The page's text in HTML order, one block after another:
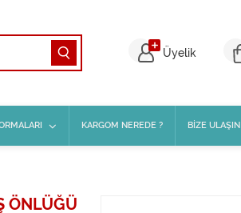
Üyelik
KARGOM NEREDE ? BİZE ULAŞIN
ÖNLÜĞÜ